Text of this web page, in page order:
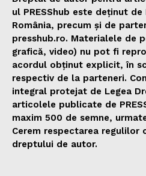
ul PRESShub este deținut de
România, precum și de
presshub.ro. Materialele de
grafică, video) nu pot fi
acordul obținut explicit, în
respectiv de la parteneri.
integral protejat de Legea
articolele publicate de
maxim 500 de semne,
Cerem respectarea regulilor
dreptului de autor.